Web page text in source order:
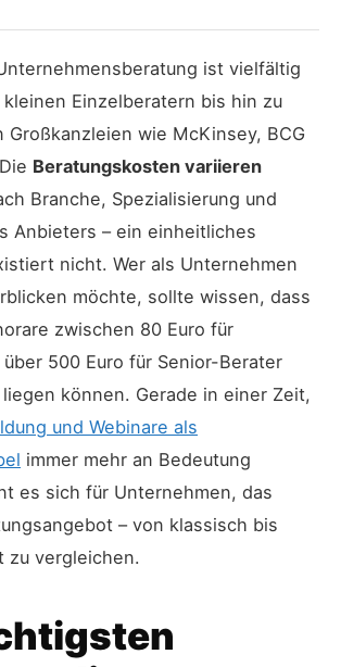
ist vielfältig
Einzelberatern bis hin zu
Großkanzleien wie McKinsey, BCG
Beratungskosten variieren
Branche, Spezialisierung und
Anbieters – ein einheitliches
nicht. Wer als Unternehmen
möchte, sollte wissen, dass
zwischen 80 Euro für
500 Euro für Senior-Berater
können. Gerade in einer Zeit,
und Webinare als
immer mehr an Bedeutung
es sich für Unternehmen, das
– von klassisch bis
zu vergleichen.